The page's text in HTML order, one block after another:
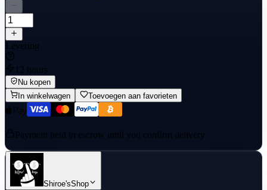
Levering
12 hours
Nu kopen
In winkelwagen
Toevoegen aan favorieten
Payment held in escrow until you confirm delivery
Shiroe'sShop